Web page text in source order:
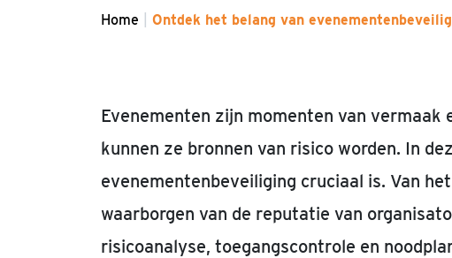
Home Ontdek het belang van
Evenementen zijn momenten van
kunnen ze bronnen van risico worden. In
evenementenbeveiliging cruciaal is. Van
waarborgen van de reputatie van
risicoanalyse, toegangscontrole en